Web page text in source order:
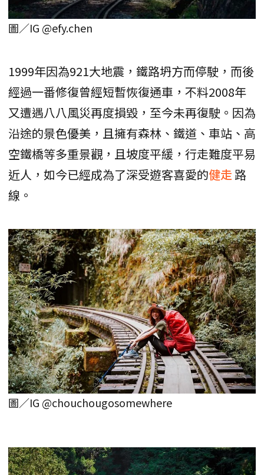
圖／IG @efy.chen
1999年因為921大地震，鐵路坍方而停駛，而後
經過一番修復曾經短暫恢復通車，不料2008年
又遭遇八八風災再度損毀，至今未再復駛。因為
沿途的景色優美，且擁有森林、鐵道、車站、高
空鐵橋等多重景觀，且坡度平緩，行走難度平易
近人，如今已經成為了深受遊客喜愛的健走路
線。
圖／IG @chouchougosomewhere